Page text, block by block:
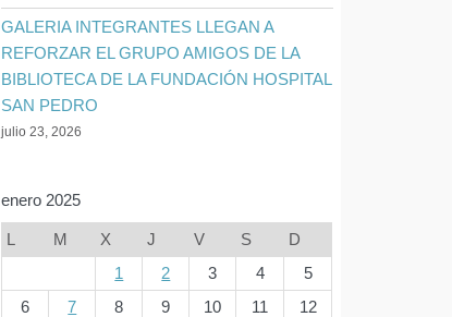
GALERIA INTEGRANTES LLEGAN A
REFORZAR EL GRUPO AMIGOS DE LA
BIBLIOTECA DE LA FUNDACIÓN HOSPITAL
SAN PEDRO
julio 23, 2026
enero 2025
L M X J V S
D
1
2 3 4
5
6
7 8 9 10 11
12